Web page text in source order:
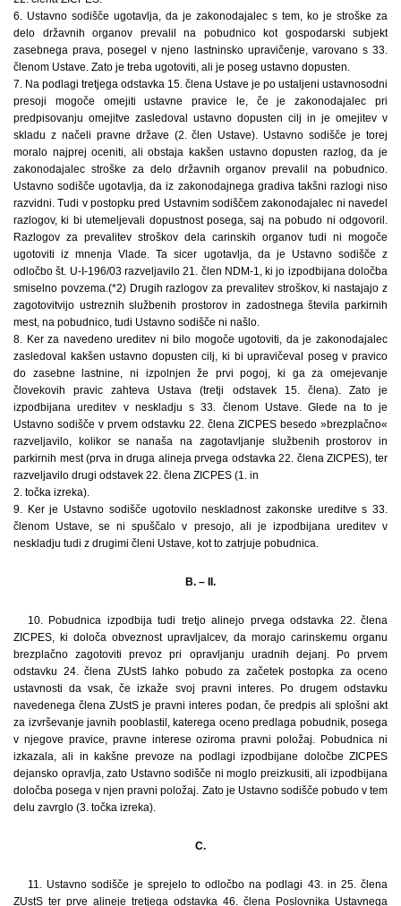
6. Ustavno sodišče ugotavlja, da je zakonodajalec s tem, ko je stroške za
delo državnih organov prevalil na pobudnico kot gospodarski subjekt
zasebnega prava, posegel v njeno lastninsko upravičenje, varovano s 33.
členom Ustave. Zato je treba ugotoviti, ali je poseg ustavno dopusten.
7. Na podlagi tretjega odstavka 15. člena Ustave je po ustaljeni ustavnosodni
presoji mogoče omejiti ustavne pravice le, če je zakonodajalec pri
predpisovanju omejitve zasledoval ustavno dopusten cilj in je omejitev v
skladu z načeli pravne države (2. člen Ustave). Ustavno sodišče je torej
moralo najprej oceniti, ali obstaja kakšen ustavno dopusten razlog, da je
zakonodajalec stroške za delo državnih organov prevalil na pobudnico.
Ustavno sodišče ugotavlja, da iz zakonodajnega gradiva takšni razlogi niso
razvidni. Tudi v postopku pred Ustavnim sodiščem zakonodajalec ni navedel
razlogov, ki bi utemeljevali dopustnost posega, saj na pobudo ni odgovoril.
Razlogov za prevalitev stroškov dela carinskih organov tudi ni mogoče
ugotoviti iz mnenja Vlade. Ta sicer ugotavlja, da je Ustavno sodišče z
odločbo št. U-I-196/03 razveljavilo 21. člen NDM-1, ki jo izpodbijana določba
smiselno povzema.(*2) Drugih razlogov za prevalitev stroškov, ki nastajajo z
zagotovitvijo ustreznih službenih prostorov in zadostnega števila parkirnih
mest, na pobudnico, tudi Ustavno sodišče ni našlo.
8. Ker za navedeno ureditev ni bilo mogoče ugotoviti, da je zakonodajalec
zasledoval kakšen ustavno dopusten cilj, ki bi upravičeval poseg v pravico
do zasebne lastnine, ni izpolnjen že prvi pogoj, ki ga za omejevanje
človekovih pravic zahteva Ustava (tretji odstavek 15. člena). Zato je
izpodbijana ureditev v neskladju s 33. členom Ustave. Glede na to je
Ustavno sodišče v prvem odstavku 22. člena ZICPES besedo »brezplačno«
razveljavilo, kolikor se nanaša na zagotavljanje službenih prostorov in
parkirnih mest (prva in druga alineja prvega odstavka 22. člena ZICPES), ter
razveljavilo drugi odstavek 22. člena ZICPES (1. in
2. točka izreka).
9. Ker je Ustavno sodišče ugotovilo neskladnost zakonske ureditve s 33.
členom Ustave, se ni spuščalo v presojo, ali je izpodbijana ureditev v
neskladju tudi z drugimi členi Ustave, kot to zatrjuje pobudnica.
B. – II.
10. Pobudnica izpodbija tudi tretjo alinejo prvega odstavka 22. člena
ZICPES, ki določa obveznost upravljalcev, da morajo carinskemu organu
brezplačno zagotoviti prevoz pri opravljanju uradnih dejanj. Po prvem
odstavku 24. člena ZUstS lahko pobudo za začetek postopka za oceno
ustavnosti da vsak, če izkaže svoj pravni interes. Po drugem odstavku
navedenega člena ZUstS je pravni interes podan, če predpis ali splošni akt
za izvrševanje javnih pooblastil, katerega oceno predlaga pobudnik, posega
v njegove pravice, pravne interese oziroma pravni položaj. Pobudnica ni
izkazala, ali in kakšne prevoze na podlagi izpodbijane določbe ZICPES
dejansko opravlja, zato Ustavno sodišče ni moglo preizkusiti, ali izpodbijana
določba posega v njen pravni položaj. Zato je Ustavno sodišče pobudo v tem
delu zavrglo (3. točka izreka).
C.
11. Ustavno sodišče je sprejelo to odločbo na podlagi 43. in 25. člena
ZUstS ter prve alineje tretjega odstavka 46. člena Poslovnika Ustavnega